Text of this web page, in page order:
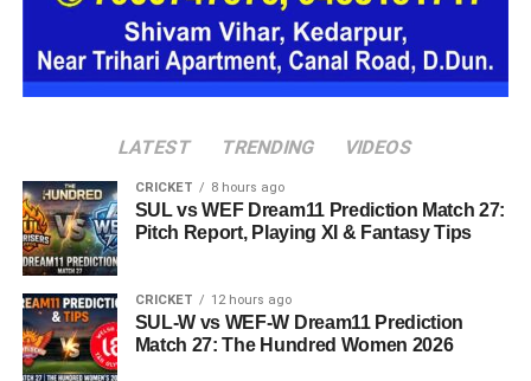
हर यूनिट में अलग किचन जैसी सुविधाएं भी होंगी, ताकि वहां रहने वाली
महिलाओं और बच्चों को रोजमर्रा के जीवन में ज्यादा स्वतंत्रता और जिम्मेदारी
का अनुभव हो सके। प्रस्तावित परिसर में कुल 16 घर विकसित किए
जाएंगे, जिनमें करीब 88 लोगों के रहने की व्यवस्था होगी।
LATEST TRENDING VIDEOS
CRICKET 8 hours ago
SUL vs WEF Dream11 Prediction Match 27:
Pitch Report, Playing XI & Fantasy Tips
CRICKET 12 hours ago
SUL-W vs WEF-W Dream11 Prediction
Match 27: The Hundred Women 2026